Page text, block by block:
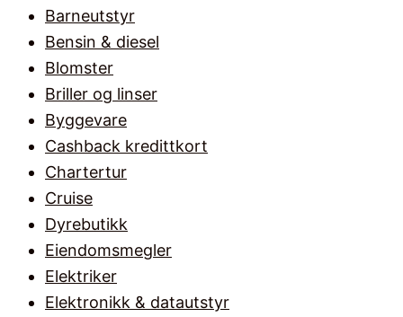
Barneutstyr
Bensin & diesel
Blomster
Briller og linser
Byggevare
Cashback kredittkort
Chartertur
Cruise
Dyrebutikk
Eiendomsmegler
Elektriker
Elektronikk & datautstyr